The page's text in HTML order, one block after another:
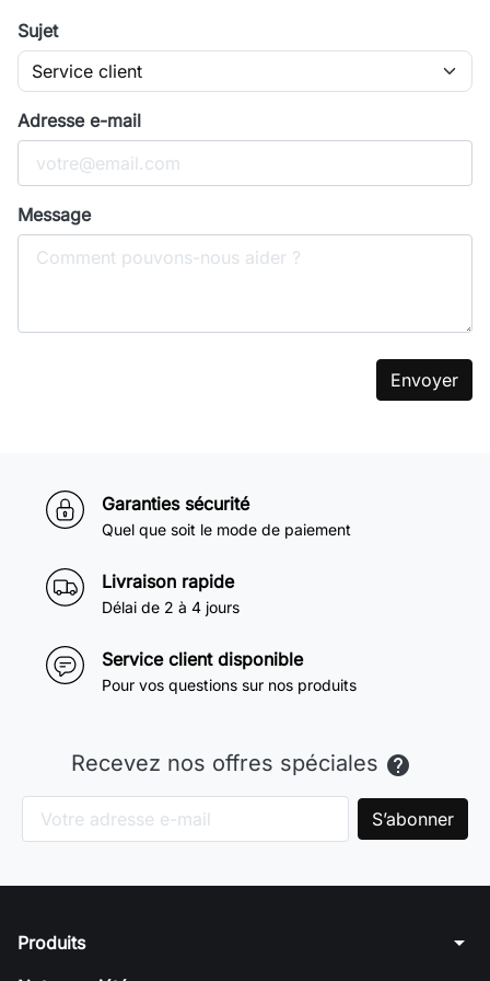
Sujet
Adresse e-mail
Message
Garanties sécurité
Quel que soit le mode de paiement
Livraison rapide
Délai de 2 à 4 jours
Service client disponible
Pour vos questions sur nos produits
Recevez nos offres spéciales 
Produits arrow_drop_down